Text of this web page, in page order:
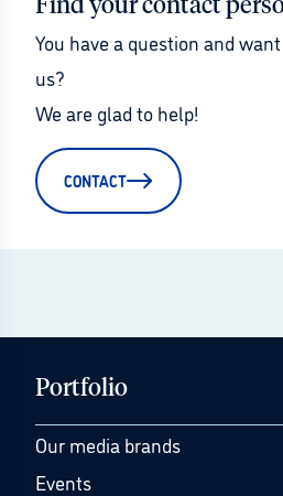
Find your contact
You have a question and
us?
We are glad to help!
CONTACT
Portfolio
Our media brands
Events